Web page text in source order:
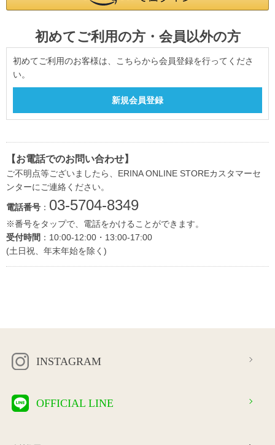
初めてご利用の方・会員以外の方
初めてご利用のお客様は、こちらから会員登録を行ってくださ
い。
【お電話でのお問い合わせ】
ご不明点等ございましたら、ERINA ONLINE STOREカスタマーセ
ンターにご連絡ください。
電話番号 ： 03-5704-8349
※番号をタップで、電話をかけることができます。
受付時間 ：10:00-12:00・13:00-17:00
(土日祝、年末年始を除く)
INSTAGRAM
OFFICIAL LINE